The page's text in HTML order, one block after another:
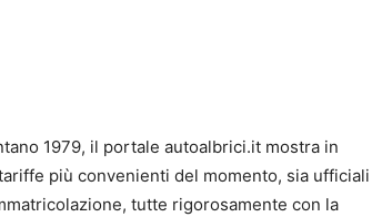
1979, il portale autoalbrici.it mostra in
più convenienti del momento, sia ufficiali
tutte rigorosamente con la